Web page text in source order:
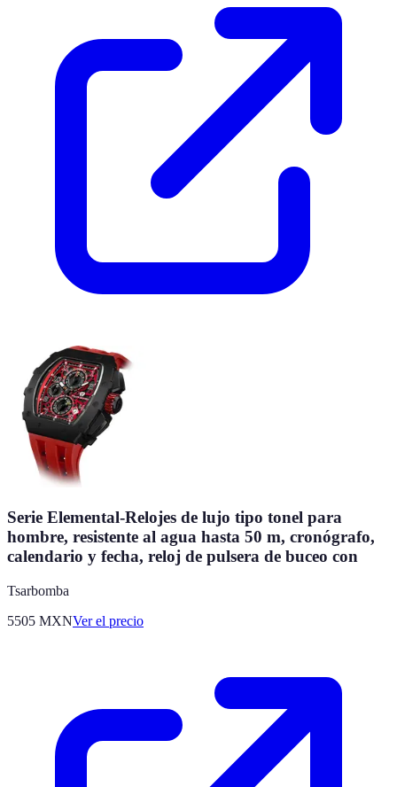
Serie Elemental-Relojes de lujo tipo tonel para
hombre, resistente al agua hasta 50 m, cronógrafo,
calendario y fecha, reloj de pulsera de buceo con
Tsarbomba
5505 MXNVer el precio